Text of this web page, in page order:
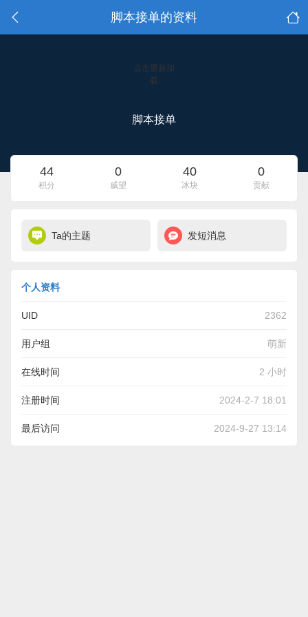
脚本接单的资料
点击重新加
载
脚本接单
44
积分
0
威望
40
冰块
0
贡献
Ta的主题 发短消息
个人资料
UID 2362
用户组 萌新
在线时间 2 小时
注册时间 2024-2-7 18:01
最后访问 2024-9-27 13:14